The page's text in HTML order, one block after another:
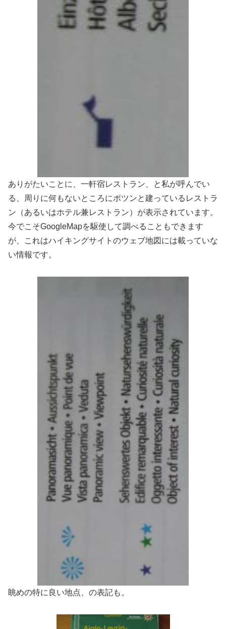
ありがたいことに、一軒宿レストラン、と私が呼んでい
る、周りに何もないところにポツンと建っているレストラ
ン（あるいはホテル兼レストラン）が表示されています。
今でこそGoogleMapを駆使して調べることもできます
が、これはハイキングサイトのウェブ地図には載っていな
い情報です。
眺めの特に良い地点、の表記も。